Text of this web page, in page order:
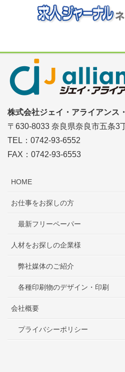
株式会社ジェイ・アライアンス
〒630-8033 奈良県奈良市五条3
TEL：0742-93-6552
FAX：0742-93-6553
HOME
お仕事をお探しの方
最新フリーペーパー
人材をお探しの企業様
弊社媒体のご紹介
各種印刷物のデザイン・印刷
会社概要
プライバシーポリシー